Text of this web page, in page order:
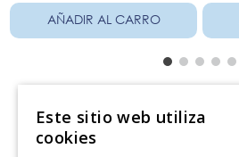
AÑADIR AL CARRO
Servicio al consumidor
Este sitio web utiliza
cookies